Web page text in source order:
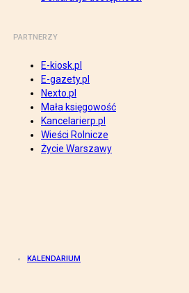
PARTNERZY
E-kiosk.pl
E-gazety.pl
Nexto.pl
Mała księgowość
Kancelarierp.pl
Wieści Rolnicze
Życie Warszawy
KALENDARIUM